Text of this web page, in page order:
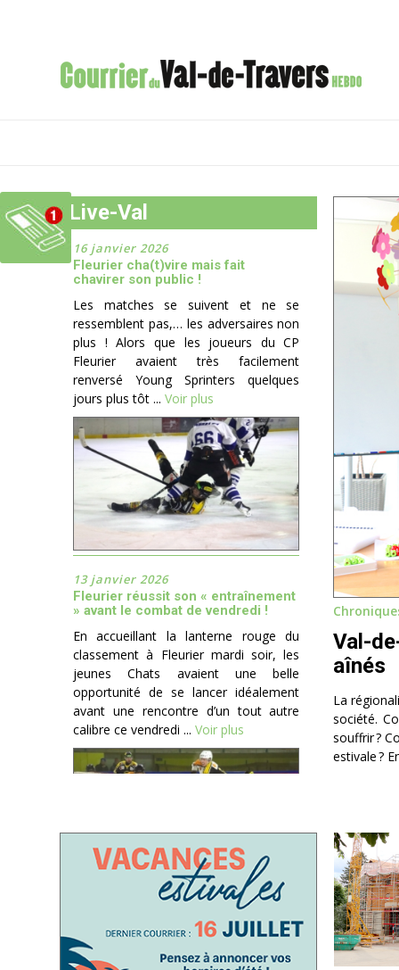
Live-Val
16 janvier 2026
Fleurier cha(t)vire mais fait
chavirer son public !
Les matches se suivent et ne se
ressemblent pas,… les adversaires non
plus ! Alors que les joueurs du CP
Fleurier avaient très facilement
renversé Young Sprinters quelques
jours plus tôt ... Voir plus
13 janvier 2026
Fleurier réussit son « entraînement
» avant le combat de vendredi !
En accueillant la lanterne rouge du
classement à Fleurier mardi soir, les
jeunes Chats avaient une belle
opportunité de se lancer idéalement
avant une rencontre d’un tout autre
calibre ce vendredi ... Voir plus
En 4 mois, les progrès des
basketteurs fleurisans sont
flagrants
Val-
aînés
La
société.
souffrir ?
estivale ?